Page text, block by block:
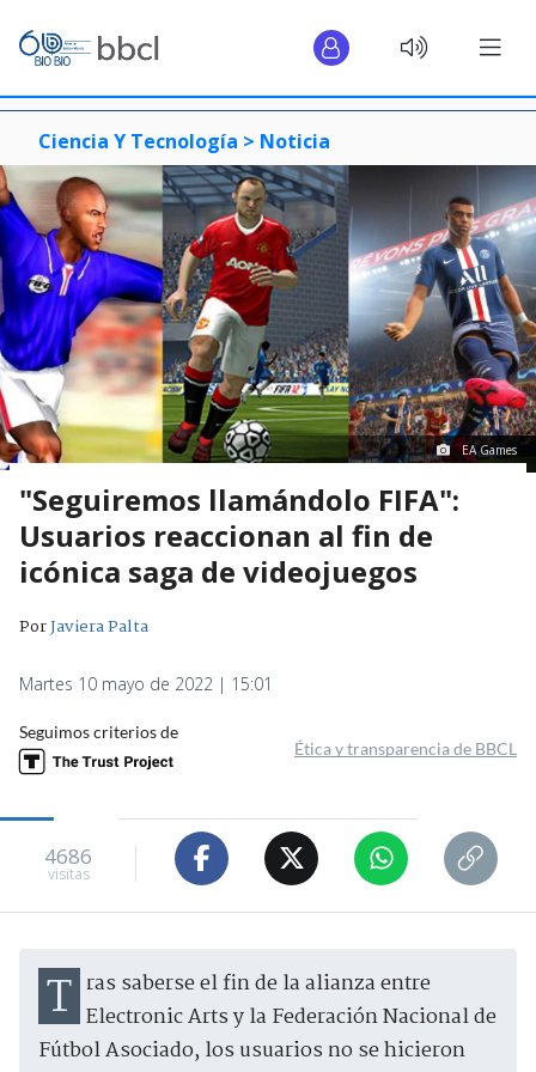
Ciencia Y Tecnología > Noticia
EA Games
"Seguiremos llamándolo FIFA":
Usuarios reaccionan al fin de
icónica saga de videojuegos
PorJaviera Palta
Martes 10 mayo de 2022 | 15:01
Seguimos criterios de
Ética y transparencia de BBCL
4686
visitas
Tras saberse el fin de la alianza entre Electronic Arts y la Federación Nacional de
Fútbol Asociado, los usuarios no se hicieron